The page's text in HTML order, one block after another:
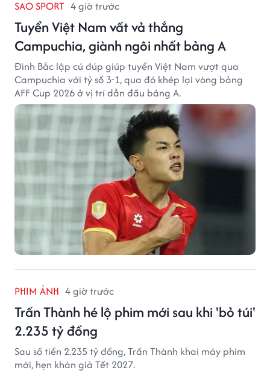
SAO SPORT 4 giờ trước
Tuyển Việt Nam vất vả thắng
Campuchia, giành ngôi nhất bảng A
Đình Bắc lập cú đúp giúp tuyển Việt Nam vượt qua
Campuchia với tỷ số 3-1, qua đó khép lại vòng bảng
AFF Cup 2026 ở vị trí dẫn đầu bảng A.
PHIM ẢNH 4 giờ trước
Trấn Thành hé lộ phim mới sau khi 'bỏ túi'
2.235 tỷ đồng
Sau số tiền 2.235 tỷ đồng, Trấn Thành khai máy phim
mới, hẹn khán giả Tết 2027.